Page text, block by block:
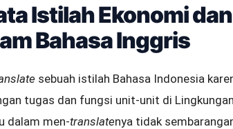
Istilah Ekonomi
Bahasa Inggris
sebuah istilah Bahasa Indonesia
tugas dan fungsi unit-unit di
dalam men-translatenya tidak